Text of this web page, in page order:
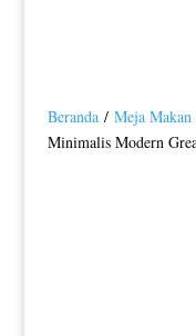
Beranda/ Meja Makan
Minimalis Modern